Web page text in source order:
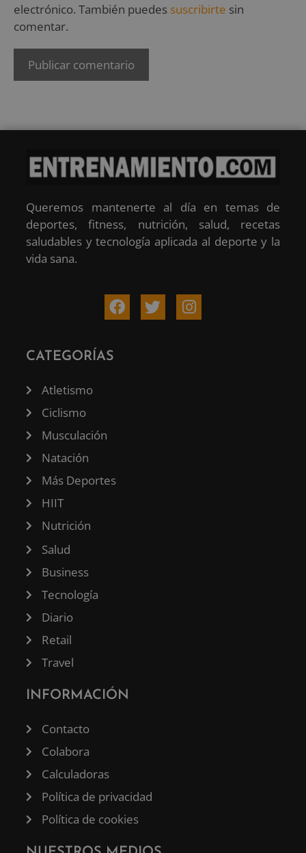
electrónico. También puedes suscribirte sin
comentar.
Queremos mantenerte al día en temas de
deportes, fitness, nutrición, salud, recetas
saludables y tecnología aplicada al deporte y la
vida sana.
CATEGORÍAS
Atletismo
Ciclismo
Musculación
Natación
Más Deportes
HIIT
Nutrición
Salud
Business
Tecnología
Diario
Retail
Travel
INFORMACIÓN
Contacto
Colabora
Calculadoras
Política de privacidad
Política de cookies